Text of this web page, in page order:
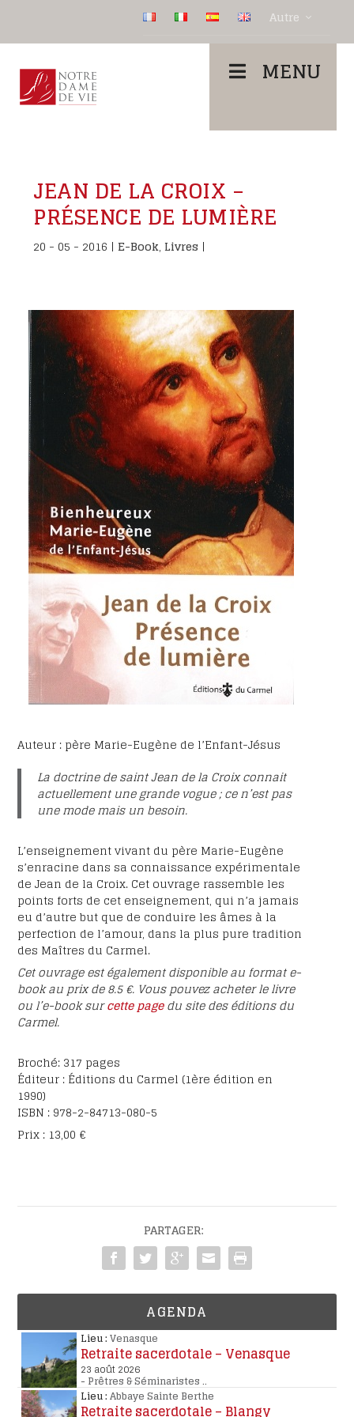
Autre
MENU
JEAN DE LA CROIX –
PRÉSENCE DE LUMIÈRE
20 - 05 - 2016 |E-Book,Livres |
Auteur : père Marie-Eugène de l’Enfant-Jésus
La doctrine de saint Jean de la Croix connait
actuellement une grande vogue ; ce n’est pas
une mode mais un besoin.
L’enseignement vivant du père Marie-Eugène
s’enracine dans sa connaissance expérimentale
de Jean de la Croix. Cet ouvrage rassemble les
points forts de cet enseignement, qui n’a jamais
eu d’autre but que de conduire les âmes à la
perfection de l’amour, dans la plus pure tradition
des Maîtres du Carmel.
Cet ouvrage est également disponible au format e-
book au prix de 8.5 €. Vous pouvez acheter le livre
ou l’e-book surcette pagedu site des éditions du
Carmel.
Broché: 317 pages
Éditeur : Éditions du Carmel (1ère édition en
1990)
ISBN : 978-2-84713-080-5
Prix : 13,00 €
PARTAGER:
AGENDA
Lieu : Venasque
Retraite sacerdotale – Venasque
23 août 2026
- Prêtres & Séminaristes..
Lieu : Abbaye Sainte Berthe
Retraite sacerdotale – Blangy